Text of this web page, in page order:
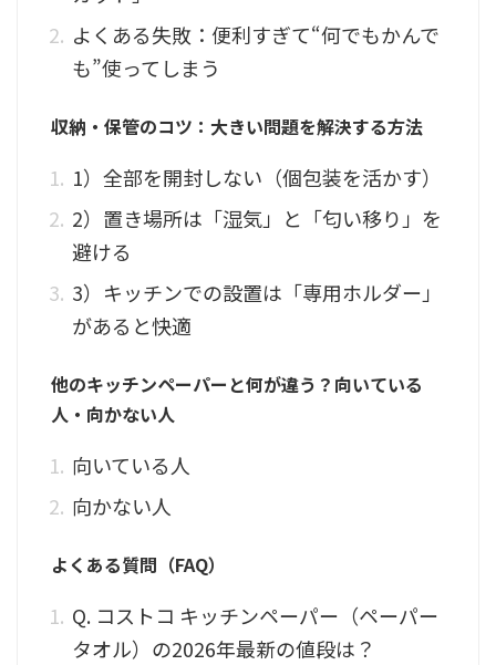
よくある失敗：便利すぎて“何でもかんで
も”使ってしまう
収納・保管のコツ：大きい問題を解決する方法
1）全部を開封しない（個包装を活かす）
2）置き場所は「湿気」と「匂い移り」を
避ける
3）キッチンでの設置は「専用ホルダー」
があると快適
他のキッチンペーパーと何が違う？向いている
人・向かない人
向いている人
向かない人
よくある質問（FAQ）
Q. コストコ キッチンペーパー（ペーパー
タオル）の2026年最新の値段は？